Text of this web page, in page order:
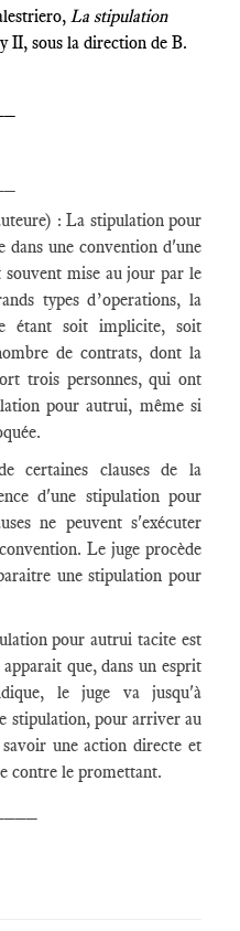
La stipulation
II, sous la direction de B.
: La stipulation pour
dans une convention d'une
souvent mise au jour par le
types d’operations, la
étant soit implicite, soit
de contrats, dont la
trois personnes, qui ont
pour autrui, même si
certaines clauses de la
d'une stipulation pour
ne peuvent s'exécuter
Le juge procède
une stipulation pour
pour autrui tacite est
que, dans un esprit
le juge va jusqu'à
stipulation, pour arriver au
une action directe et
contre le promettant.